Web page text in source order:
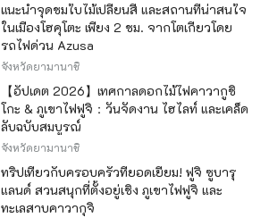
แนะนำจุดชมใบไม้เปลี่ยนสี และสถานที่น่าสนใจ
ในเมืองโฮคุโตะ เพียง 2 ชม. จากโตเกียวโดย
รถไฟด่วน Azusa
จังหวัดยามานาชิ
【อัปเดต 2026】เทศกาลดอกไม้ไฟคาวากูชิ
โกะ & ภูเขาไฟฟูจิ：วันจัดงาน ไฮไลท์ และเคล็ด
ลับฉบับสมบูรณ์
จังหวัดยามานาชิ
ทริปเที่ยวกับครอบครัวที่ยอดเยี่ยม! ฟูจิ ซูบารุ
แลนด์ สวนสนุกที่ตั้งอยู่เชิง ภูเขาไฟฟูจิ และ
ทะเลสาบคาวากุจิ